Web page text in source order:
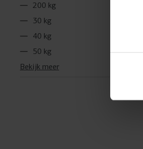
200 kg
30 kg
40 kg
50 kg
Bekijk meer